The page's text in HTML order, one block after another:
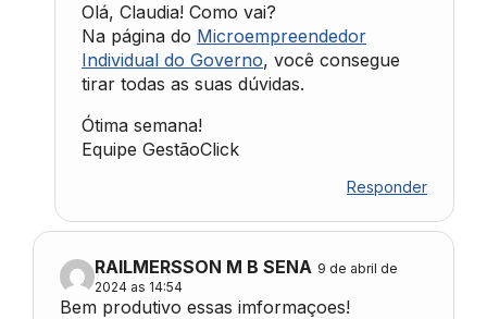
Olá, Claudia! Como vai?
Na página do Microempreendedor
Individual do Governo, você consegue
tirar todas as suas dúvidas.
Ótima semana!
Equipe GestãoClick
Responder
RAILMERSSON M B SENA 9 de abril de
2024 as 14:54
Bem produtivo essas imformaçoes!